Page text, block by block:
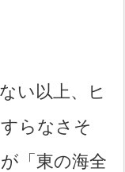
い以上、ヒ
らなさそ
「東の海全